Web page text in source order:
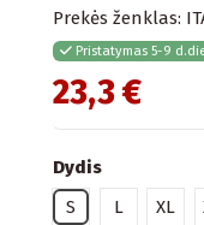
Prekės ženklas:
Pristatymas 5-9
23,3 €
Dydis
S
L XL